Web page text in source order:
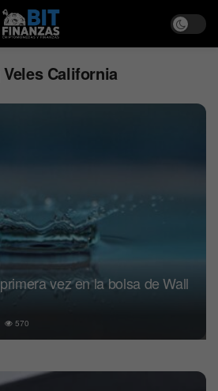
Veles California
vez en la bolsa de Wall
570